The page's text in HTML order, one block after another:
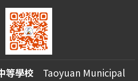
等學校 Taoyuan Municipal